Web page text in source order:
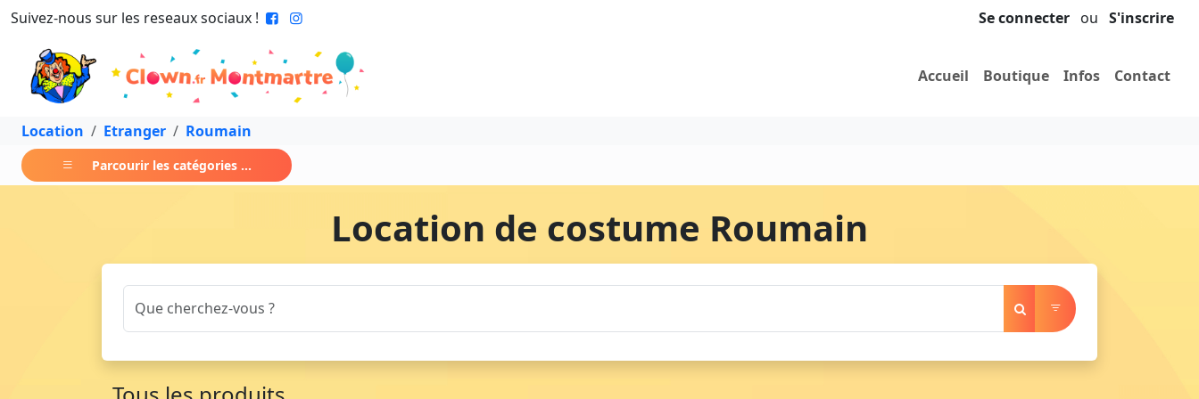
Suivez-nous sur les reseaux sociaux ! Se connecter ou S'inscrire
Accueil Boutique Infos Contact
Location Etranger Roumain
Parcourir les catégories ...
Location de costume Roumain